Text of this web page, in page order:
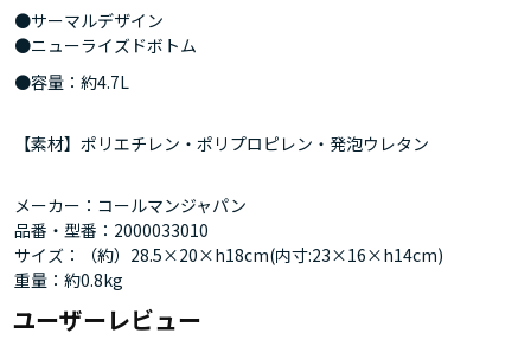
●サーマルデザイン
●ニューライズドボトム
●容量：約4.7L
【素材】ポリエチレン・ポリプロピレン・発泡ウレタン
メーカー：コールマンジャパン
品番・型番：2000033010
サイズ：（約）28.5×20×h18cm(内寸:23×16×h14cm)
重量：約0.8kg
ユーザーレビュー